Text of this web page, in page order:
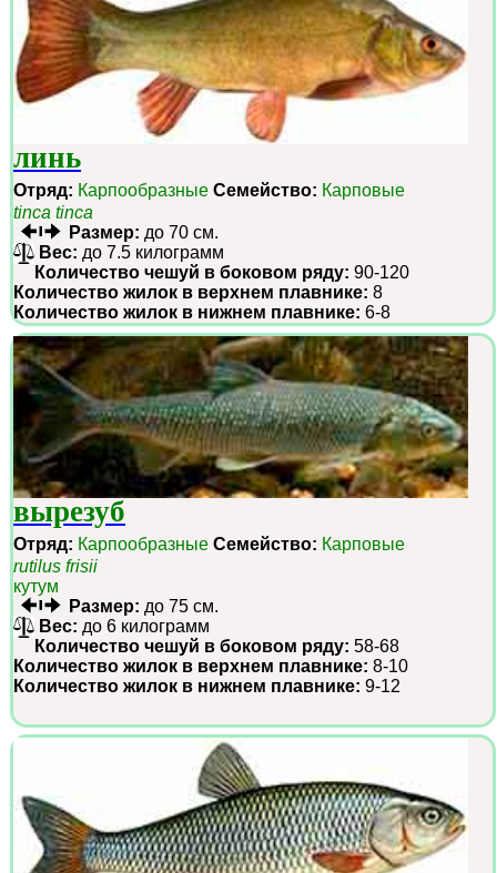
линь
Отряд: Карпообразные Семейство: Карповые
tinca tinca
Размер: до 70 см.
Вес: до 7.5 килограмм
Количество чешуй в боковом ряду: 90-120
Количество жилок в верхнем плавнике: 8
Количество жилок в нижнем плавнике: 6-8
вырезуб
Отряд: Карпообразные Семейство: Карповые
rutilus frisii
кутум
Размер: до 75 см.
Вес: до 6 килограмм
Количество чешуй в боковом ряду: 58-68
Количество жилок в верхнем плавнике: 8-10
Количество жилок в нижнем плавнике: 9-12